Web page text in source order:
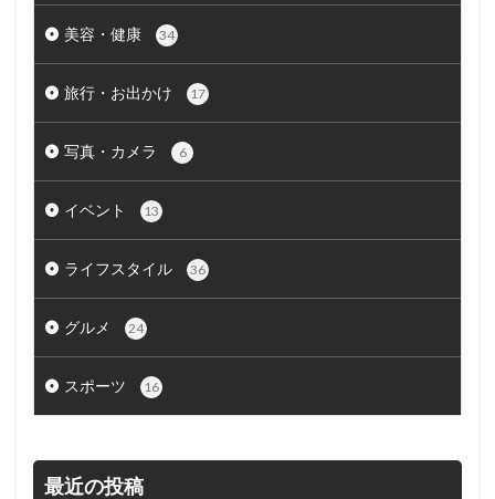
美容・健康 34
旅行・お出かけ 17
写真・カメラ 6
イベント 13
ライフスタイル 36
グルメ 24
スポーツ 16
最近の投稿